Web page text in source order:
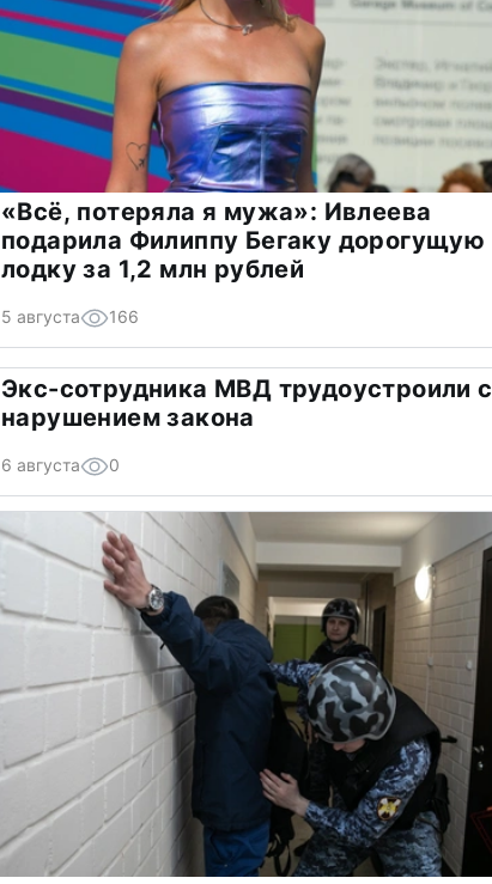
«Всё, потеряла я мужа»: Ивлеева
подарила Филиппу Бегаку дорогущую
лодку за 1,2 млн рублей
5 августа 166
Экс-сотрудника МВД трудоустроили с
нарушением закона
6 августа 0